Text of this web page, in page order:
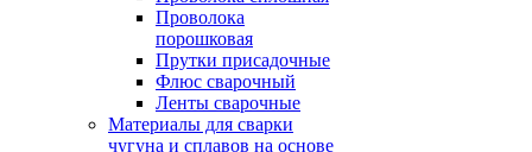
Проволока
порошковая
Прутки присадочные
Флюс сварочный
Ленты сварочные
Материалы для сварки
чугуна и сплавов на основе